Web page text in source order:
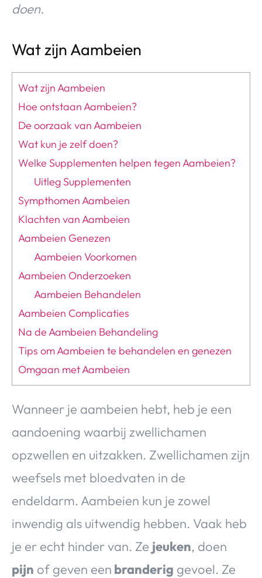
doen.
Wat zijn Aambeien
Wat zijn Aambeien
Hoe ontstaan Aambeien?
De oorzaak van Aambeien
Wat kun je zelf doen?
Welke Supplementen helpen tegen Aambeien?
Uitleg Supplementen
Sympthomen Aambeien
Klachten van Aambeien
Aambeien Genezen
Aambeien Voorkomen
Aambeien Onderzoeken
Aambeien Behandelen
Aambeien Complicaties
Na de Aambeien Behandeling
Tips om Aambeien te behandelen en genezen
Omgaan met Aambeien
Wanneer je aambeien hebt, heb je een
aandoening waarbij zwellichamen
opzwellen en uitzakken. Zwellichamen zijn
weefsels met bloedvaten in de
endeldarm. Aambeien kun je zowel
inwendig als uitwendig hebben. Vaak heb
je er echt hinder van. Ze jeuken, doen
pijn of geven een branderig gevoel. Ze